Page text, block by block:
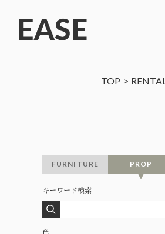
TOP RENTAL
FURNITURE PROP
キーワード検索